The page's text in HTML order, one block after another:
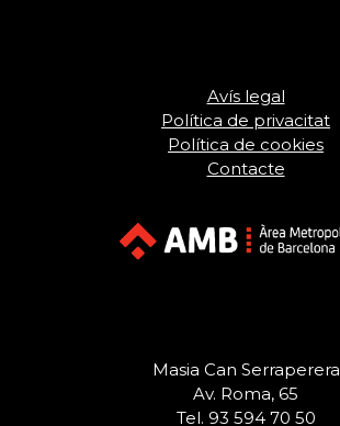
Avís legal
Política de privacitat
Política de cookies
Contacte
Masia Can Serraperera
Av. Roma, 65
Tel. 93 594 70 50